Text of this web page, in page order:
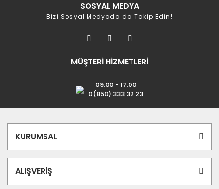
SOSYAL MEDYA
Bizi Sosyal Medyada da Takip Edin!
MÜŞTERİ HİZMETLERİ
09:00 - 17:00
0(850) 333 32 23
KURUMSAL
ALIŞVERİŞ